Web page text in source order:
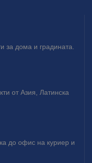
за дома и градината.
от Азия, Латинска
до офис на куриер и